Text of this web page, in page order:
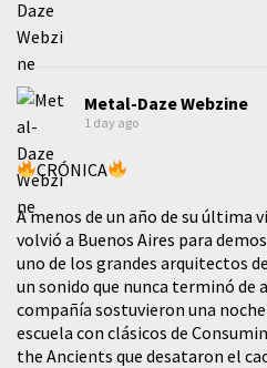
Metal-Daze Webzine
1 day ago
CRÓNICA
A menos de un año de su última
volvió a Buenos Aires para
uno de los grandes arquitectos
un sonido que nunca terminó de
compañía sostuvieron una
escuela con clásicos de
the Ancients que desataron el